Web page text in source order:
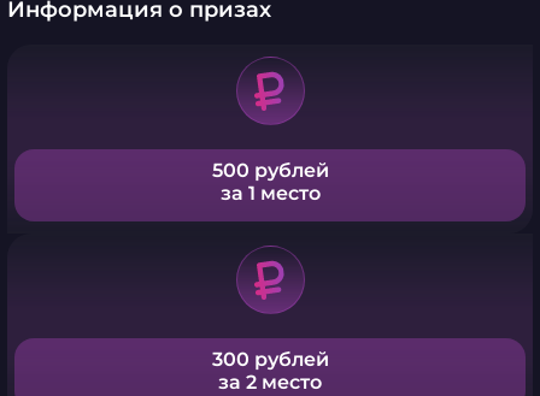
Информация о призах
500 рублей
за 1 место
300 рублей
за 2 место